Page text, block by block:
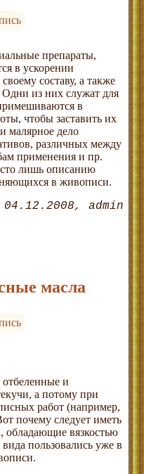
препараты,
в ускорении
составу, а также
из них служат для
в
чтобы заставить их
малярное дело
различных между
применения и пр.
лишь описанию
в живописи.
04.12.2008 admin
масла
и
а потому при
работ (например,
почему следует иметь
обладающие вязкостью
пользовались уже в